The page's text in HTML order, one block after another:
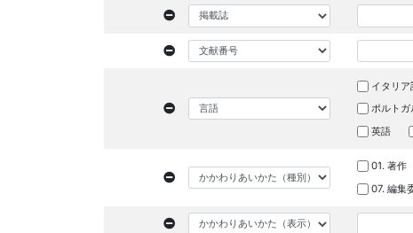
イタリア
ポルトガ
英語
01. 著作
07. 編集